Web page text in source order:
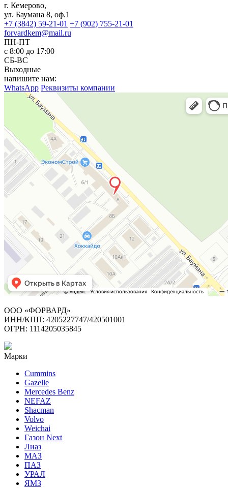
г. Кемерово,
ул. Баумана 8, оф.1
+7 (3842) 59-21-01 +7 (902) 755-21-01
forvardkem@mail.ru
ПН-ПТ
с 8:00 до 17:00
СБ-ВС
Выходные
напишите нам:
WhatsApp Реквизиты компании
ООО «ФОРВАРД»
ИНН/КПП: 4205227747/420501001
ОГРН: 1114205035845
Марки
Cummins
Gazelle
Mercedes Benz
NEFAZ
Shacman
Volvo
Weichai
Газон Next
Лиаз
МАЗ
ПАЗ
УРАЛ
ЯМЗ